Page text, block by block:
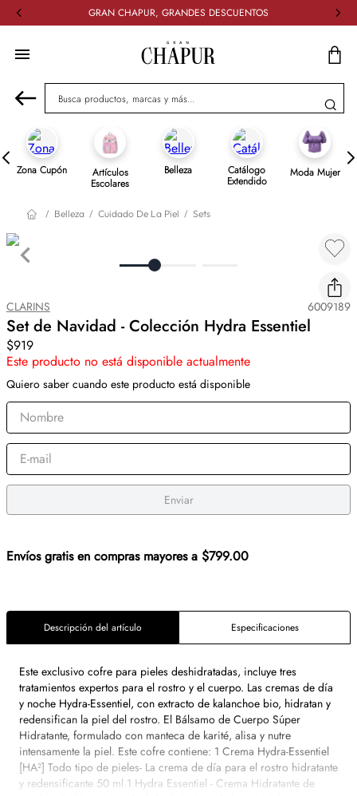
GRAN CHAPUR, GRANDES DESCUENTOS
Busca productos, marcas y más...
Zona Cupón Artículos
Escolares
Belleza Catálogo
Extendido
Moda Mujer
Belleza Cuidado De La Piel Sets
CLARINS 6009189
Set de Navidad - Colección Hydra Essentiel
$919
Este producto no está disponible actualmente
Quiero saber cuando este producto está disponible
Enviar
Envíos gratis en compras mayores a $799.00
Descripción del artículo Especificaciones
Este exclusivo cofre para pieles deshidratadas, incluye tres
tratamientos expertos para el rostro y el cuerpo. Las cremas de día
y noche Hydra-Essentiel, con extracto de kalanchoe bio, hidratan y
redensifican la piel del rostro. El Bálsamo de Cuerpo Súper
Hidratante, formulado con manteca de karité, alisa y nutre
intensamente la piel. Este cofre contiene: 1 Crema Hydra-Essentiel
[HA²] Todo tipo de pieles- La crema de día para el rostro hidratante
y redensificante 50 ml 1 Hydra Essentiel - Crema Hidratante de